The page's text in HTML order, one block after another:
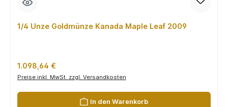
1/4 Unze Goldmünze Kanada Maple Leaf 2009
Regulärer Preis:
1.098,64 €
Preise inkl. MwSt. zzgl. Versandkosten
In den Warenkorb